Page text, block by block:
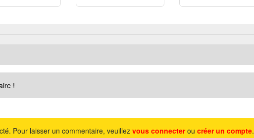
!
Pour laisser un commentaire, veuillez vous connecterou créer un compte.